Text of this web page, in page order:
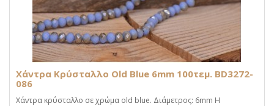
Χάντρα Κρύσταλλο Old Blue 6mm 100τεμ. BD3272-
086
Χάντρα κρύσταλλο σε χρώμα old blue. Διάμετρος: 6mm Η